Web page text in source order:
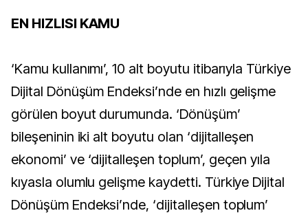
EN HIZLISI KAMU
‘Kamu kullanımı’, 10 alt boyutu itibarıyla Türkiye
Dijital Dönüşüm Endeksi’nde en hızlı gelişme
görülen boyut durumunda. ‘Dönüşüm’
bileşeninin iki alt boyutu olan ‘dijitalleşen
ekonomi’ ve ‘dijitalleşen toplum’, geçen yıla
kıyasla olumlu gelişme kaydetti. Türkiye Dijital
Dönüşüm Endeksi’nde, ‘dijitalleşen toplum’